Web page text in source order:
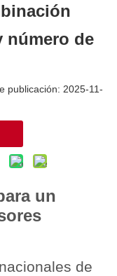
número de
2025-11-
un
de